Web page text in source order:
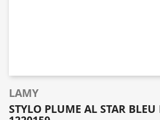
LAMY
STYLO PLUME AL STAR